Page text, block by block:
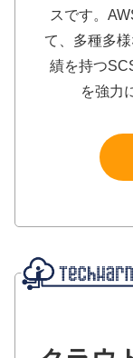
スです。
て、多種多
績を持つ
を強力